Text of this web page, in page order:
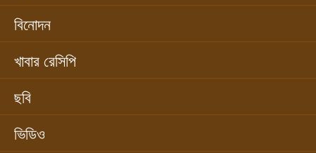
বিনোদন
খাবার রেসিপি
ছবি
ভিডিও